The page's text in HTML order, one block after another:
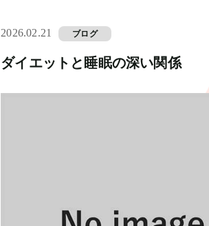
2026.02.21 ブログ
ダイエットと睡眠の深い関係